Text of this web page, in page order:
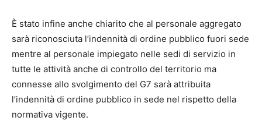
È stato infine anche chiarito che al personale aggregato
sarà riconosciuta l’indennità di ordine pubblico fuori sede
mentre al personale impiegato nelle sedi di servizio in
tutte le attività anche di controllo del territorio ma
connesse allo svolgimento del G7 sarà attribuita
l’indennità di ordine pubblico in sede nel rispetto della
normativa vigente.